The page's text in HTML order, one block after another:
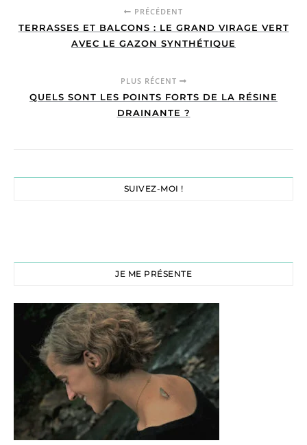
PRÉCÉDENT
TERRASSES ET BALCONS : LE GRAND VIRAGE VERT
AVEC LE GAZON SYNTHÉTIQUE
PLUS RÉCENT
QUELS SONT LES POINTS FORTS DE LA RÉSINE
DRAINANTE ?
SUIVEZ-MOI !
JE ME PRÉSENTE